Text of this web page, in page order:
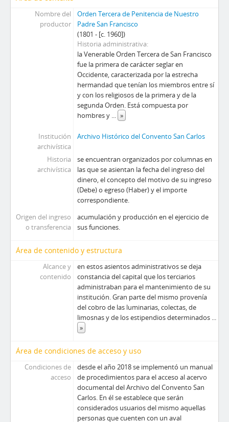
Nombre del
productor
Orden Tercera de Penitencia de Nuestro
Padre San Francisco
(1801 - [c. 1960])
Historia administrativa
la Venerable Orden Tercera de San Francisco
fue la primera de carácter seglar en
Occidente, caracterizada por la estrecha
hermandad que tenían los miembros entre sí
y con los religiosos de la primera y de la
segunda Orden. Está compuesta por
hombres y ... »
Institución
archivística
Archivo Histórico del Convento San Carlos
Historia
archivística
se encuentran organizados por columnas en
las que se asientan la fecha del ingreso del
dinero, el concepto del motivo de su ingreso
(Debe) o egreso (Haber) y el importe
correspondiente.
Origen del ingreso
o transferencia
acumulación y producción en el ejercicio de
sus funciones.
Área de contenido y estructura
Alcance y
contenido
en estos asientos administrativos se deja
constancia del capital que los terciarios
administraban para el mantenimiento de su
institución. Gran parte del mismo provenía
del cobro de las luminarias, colectas, de
limosnas y de los estipendios determinados ...
»
Área de condiciones de acceso y uso
Condiciones de
acceso
desde el año 2018 se implementó un manual
de procedimientos para el acceso al acervo
documental del Archivo del Convento San
Carlos. En él se establece que serán
considerados usuarios del mismo aquellas
personas que cuenten con un aval